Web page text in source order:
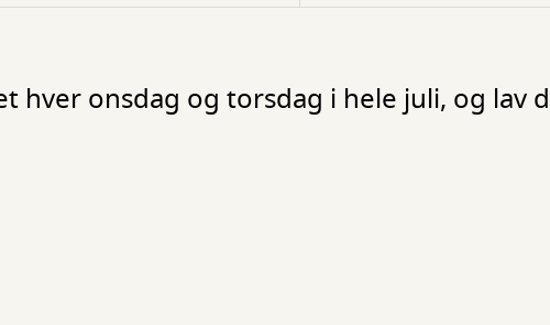
hver onsdag og torsdag i hele juli, og lav